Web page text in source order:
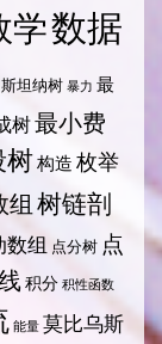
学数据
斯坦纳树 暴力 最
树最小费
树构造 枚举
组 树链剖
数组 点分树 点
积分 积性函数
能量 莫比乌斯